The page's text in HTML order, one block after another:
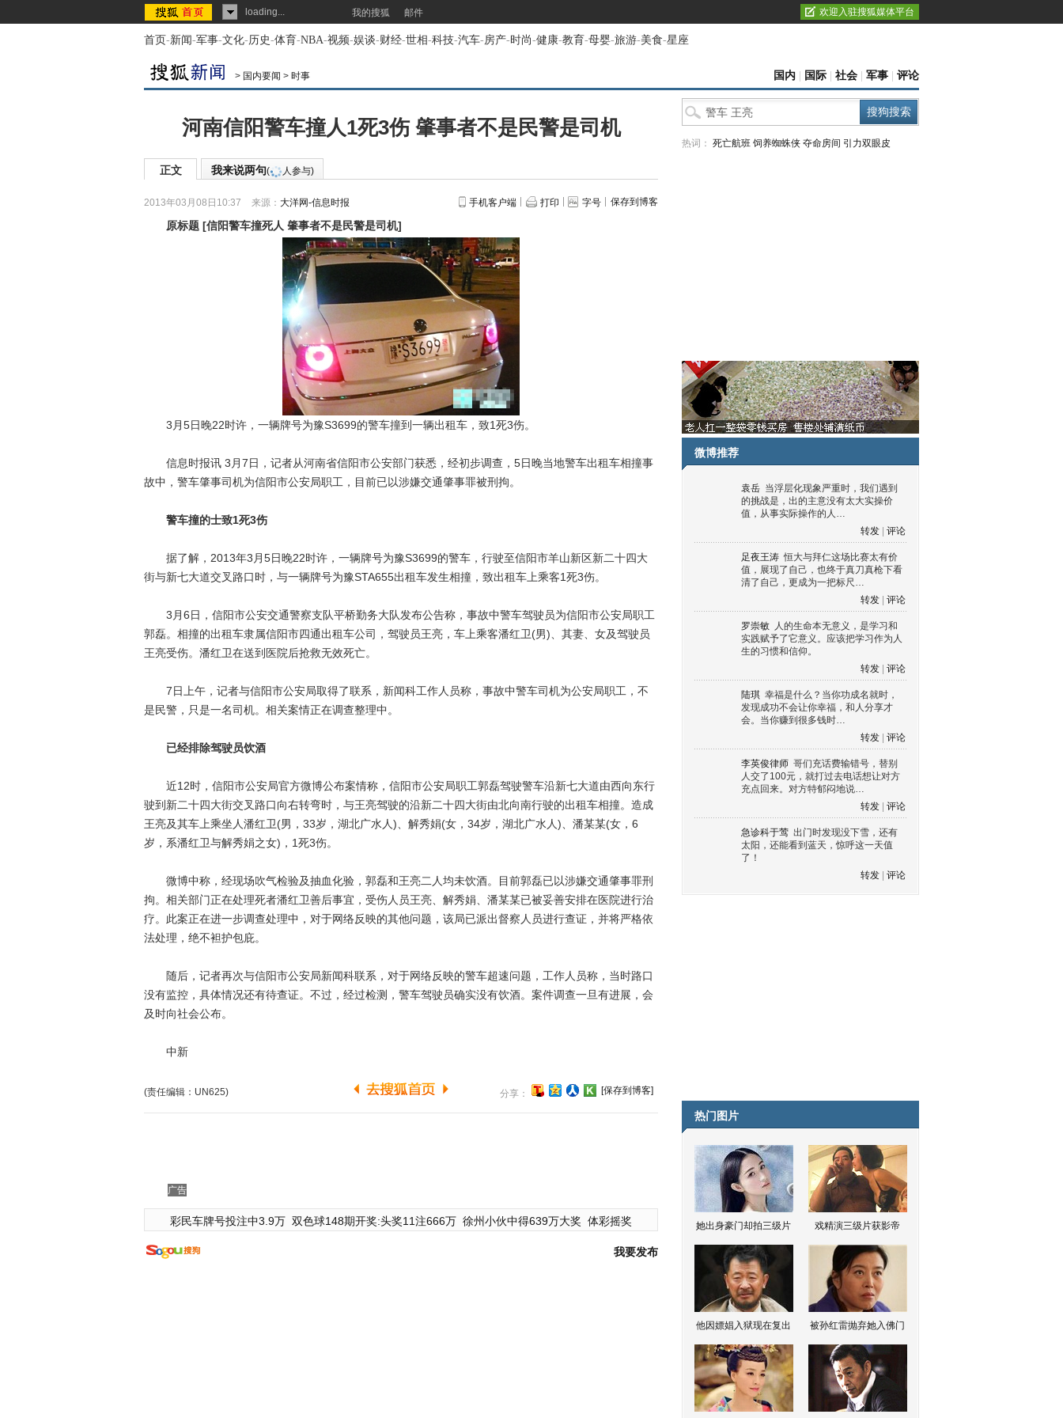
loading... 我的搜狐 邮件 欢迎入驻搜狐媒体平台
首页-新闻-军事-文化-历史-体育-NBA-视频-娱谈-财经-世相-科技-汽车-房产-时尚-健康-教育-母婴-旅游-美食-星座
> 国内要闻 > 时事 国内 国际 社会 军事 评论
河南信阳警车撞人1死3伤 肇事者不是民警是司机
正文 我来说两句( 人参与)
2013年03月08日10:37 来源： 大洋网-信息时报 手机客户端 打印 字号 保存到博客
原标题 [信阳警车撞死人 肇事者不是民警是司机]
3月5日晚22时许，一辆牌号为豫S3699的警车撞到一辆出租车，致1死3伤。
信息时报讯 3月7日，记者从河南省信阳市公安部门获悉，经初步调查，5日晚当地警车出租车相撞事
故中，警车肇事司机为信阳市公安局职工，目前已以涉嫌交通肇事罪被刑拘。
警车撞的士致1死3伤
据了解，2013年3月5日晚22时许，一辆牌号为豫S3699的警车，行驶至信阳市羊山新区新二十四大
街与新七大道交叉路口时，与一辆牌号为豫STA655出租车发生相撞，致出租车上乘客1死3伤。
3月6日，信阳市公安交通警察支队平桥勤务大队发布公告称，事故中警车驾驶员为信阳市公安局职工
郭磊。相撞的出租车隶属信阳市四通出租车公司，驾驶员王亮，车上乘客潘红卫(男)、其妻、女及驾驶员
王亮受伤。潘红卫在送到医院后抢救无效死亡。
7日上午，记者与信阳市公安局取得了联系，新闻科工作人员称，事故中警车司机为公安局职工，不
是民警，只是一名司机。相关案情正在调查整理中。
已经排除驾驶员饮酒
近12时，信阳市公安局官方微博公布案情称，信阳市公安局职工郭磊驾驶警车沿新七大道由西向东行
驶到新二十四大街交叉路口向右转弯时，与王亮驾驶的沿新二十四大街由北向南行驶的出租车相撞。造成
王亮及其车上乘坐人潘红卫(男，33岁，湖北广水人)、解秀娟(女，34岁，湖北广水人)、潘某某(女，6
岁，系潘红卫与解秀娟之女)，1死3伤。
微博中称，经现场吹气检验及抽血化验，郭磊和王亮二人均未饮酒。目前郭磊已以涉嫌交通肇事罪刑
拘。相关部门正在处理死者潘红卫善后事宜，受伤人员王亮、解秀娟、潘某某已被妥善安排在医院进行治
疗。此案正在进一步调查处理中，对于网络反映的其他问题，该局已派出督察人员进行查证，并将严格依
法处理，绝不袒护包庇。
随后，记者再次与信阳市公安局新闻科联系，对于网络反映的警车超速问题，工作人员称，当时路口
没有监控，具体情况还有待查证。不过，经过检测，警车驾驶员确实没有饮酒。案件调查一旦有进展，会
及时向社会公布。
中新
(责任编辑：UN625) 分享： [保存到博客]
广告
彩民车牌号投注中3.9万 双色球148期开奖:头奖11注666万 徐州小伙中得639万大奖 体彩摇奖
我要发布
热词： 死亡航班 饲养蜘蛛侠 夺命房间 引力双眼皮
微博推荐
袁岳 当浮层化现象严重时，我们遇到
的挑战是，出的主意没有太大实操价
值，从事实际操作的人…
转发
评论
足夜王涛 恒大与拜仁这场比赛太有价
值，展现了自己，也终于真刀真枪下看
清了自己，更成为一把标尺…
转发
评论
罗崇敏 人的生命本无意义，是学习和
实践赋予了它意义。应该把学习作为人
生的习惯和信仰。
转发
评论
陆琪 幸福是什么？当你功成名就时，
发现成功不会让你幸福，和人分享才
会。当你赚到很多钱时…
转发
评论
李英俊律师 哥们充话费输错号，替别
人交了100元，就打过去电话想让对方
充点回来。对方特郁闷地说…
转发
评论
急诊科于莺 出门时发现没下雪，还有
太阳，还能看到蓝天，惊呼这一天值
了！
转发
评论
热门图片
她出身豪门却拍三级片 戏精演三级片获影帝
他因嫖娼入狱现在复出 被孙红雷抛弃她入佛门